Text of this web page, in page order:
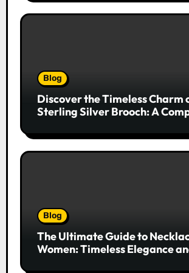
Blog
Discover the Timeless Charm
Sterling Silver Brooch: A
Blog
The Ultimate Guide to
Women: Timeless Elegance